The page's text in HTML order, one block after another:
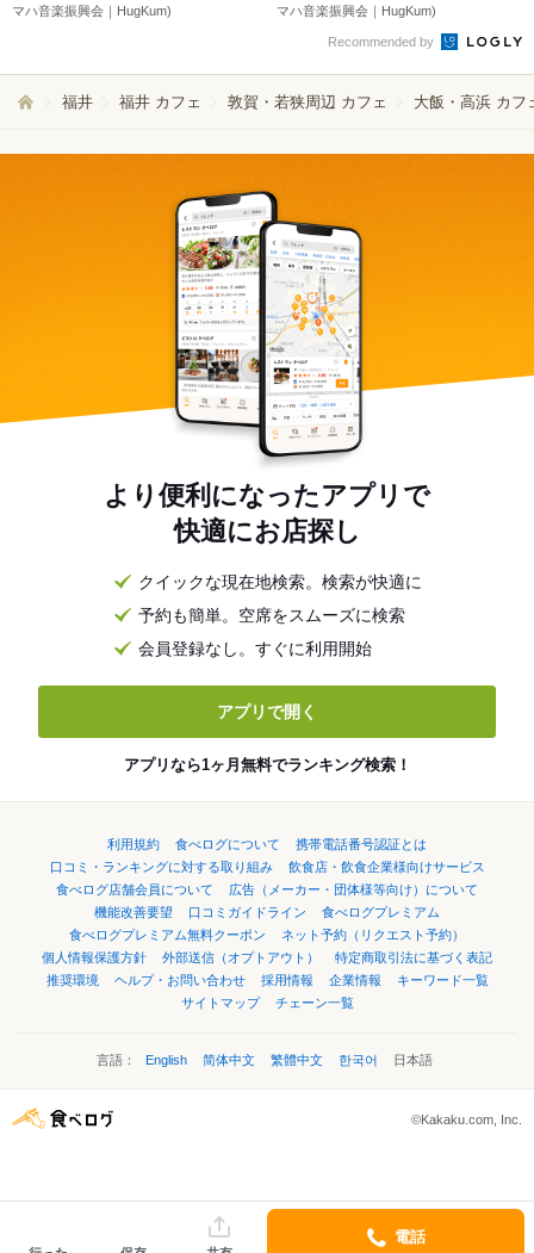
マハ音楽振興会｜HugKum)
マハ音楽振興会｜HugKum)
Recommended by
福井 福井 カフェ 敦賀・若狭周辺 カフェ 大飯・高浜 カフ
より便利になったアプリで
快適にお店探し
クイックな現在地検索。検索が快適に
予約も簡単。空席をスムーズに検索
会員登録なし。すぐに利用開始
アプリで開く
アプリなら1ヶ月無料でランキング検索！
利用規約 食べログについて
携帯電話番号認証とは
口コミ・ランキングに対する取り組み
飲食店・飲食企業様向けサービス
食べログ店舗会員について
広告（メーカー・団体様等向け）について
機能改善要望
口コミガイドライン
食べログプレミアム
食べログプレミアム無料クーポン
ネット予約（リクエスト予約）
個人情報保護方針
外部送信（オプトアウト）
特定商取引法に基づく表記
推奨環境
ヘルプ・お問い合わせ 採用情報 企業情報
キーワード一覧
サイトマップ
チェーン一覧
言語： English 简体中文 繁體中文 한국어 日本語
©Kakaku.com, Inc.
電話